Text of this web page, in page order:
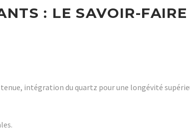
: LE SAVOIR-
intégration du quartz pour une longévité